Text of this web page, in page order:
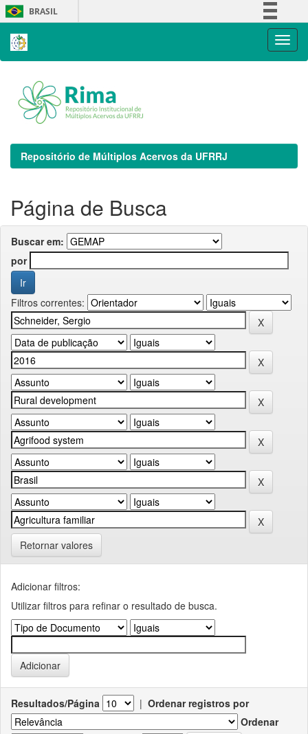
Skip
navigation
BRASIL
Repositório de Múltiplos Acervos da UFRRJ
Página de Busca
Buscar em:
por
Filtros correntes:
Retornar valores
Adicionar filtros:
Utilizar filtros para refinar o resultado de busca.
Resultados/Página | Ordenar registros por
Ordenar